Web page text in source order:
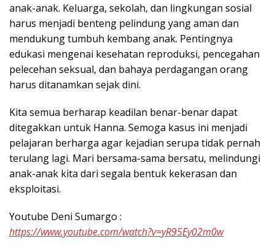
anak-anak. Keluarga, sekolah, dan lingkungan sosial
harus menjadi benteng pelindung yang aman dan
mendukung tumbuh kembang anak. Pentingnya
edukasi mengenai kesehatan reproduksi, pencegahan
pelecehan seksual, dan bahaya perdagangan orang
harus ditanamkan sejak dini.
Kita semua berharap keadilan benar-benar dapat
ditegakkan untuk Hanna. Semoga kasus ini menjadi
pelajaran berharga agar kejadian serupa tidak pernah
terulang lagi. Mari bersama-sama bersatu, melindungi
anak-anak kita dari segala bentuk kekerasan dan
eksploitasi.
Youtube Deni Sumargo :
https://www.youtube.com/watch?v=yR95Ey02m0w